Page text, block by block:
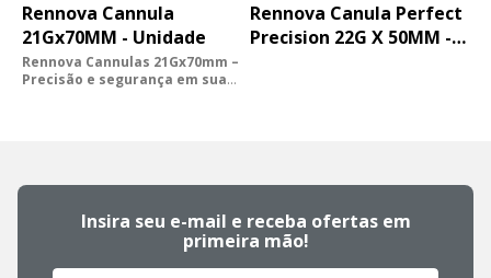
Rennova Cannula
21Gx70MM - Unidade
Rennova Cannulas 21Gx70mm –
Precisão e segurança em suas
Rennova Canula Perfect
Precision 22G X 50MM -
Insira seu e-mail e receba ofertas em
primeira mão!